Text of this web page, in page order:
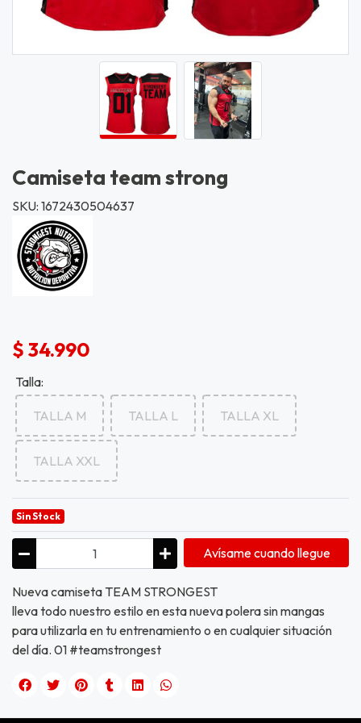
Camiseta team strong
SKU: 1672430504637
$ 34.990
Talla:
TALLA M TALLA L TALLA XL
TALLA XXL
Sin Stock
Avísame cuando llegue
Nueva camiseta TEAM STRONGEST
lleva todo nuestro estilo en esta nueva polera sin mangas
para utilizarla en tu entrenamiento o en cualquier situación
del día. 01 #teamstrongest